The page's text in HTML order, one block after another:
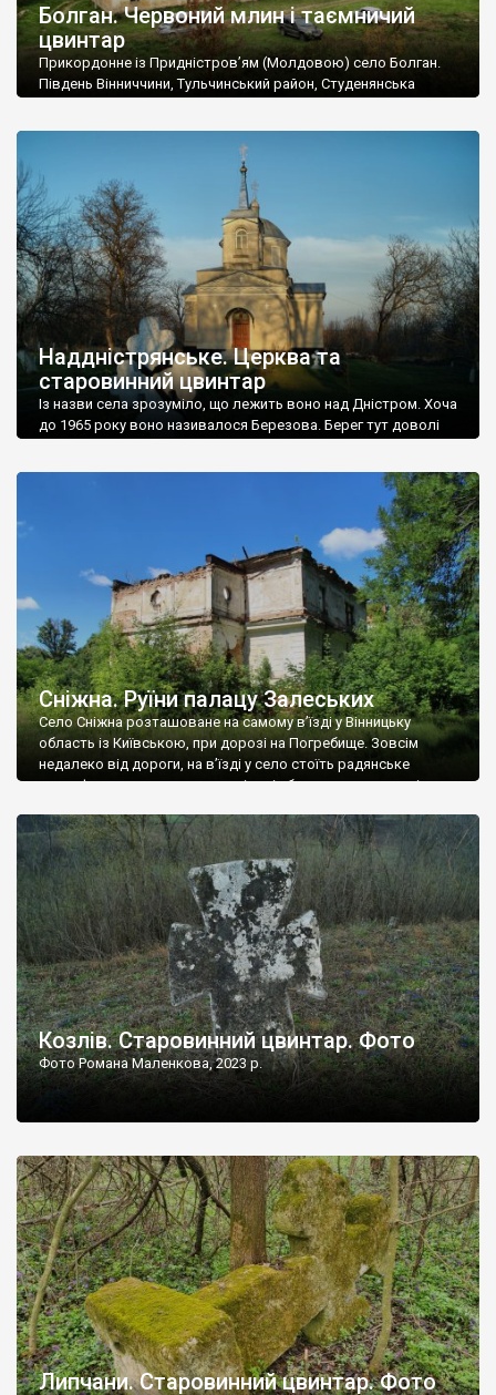
Болган. Червоний млин і таємничий
цвинтар
Прикордонне із Придністров’ям (Молдовою) село Болган.
Південь Вінниччини, Тульчинський район, Студенянська
старовинний цвинтар із кам’яними хрестами. Всі епітафії, які
збереглися, написані кирилицею, церковнослов’янською
мовою. За всіма традиційними ознаками – цвинтар
український. Хрести датуються 19 століттям. У 1924-1940
роках Болган […]
Наддністрянське. Церква та
старовинний цвинтар
Із назви села зрозуміло, що лежить воно над Дністром. Хоча
до 1965 року воно називалося Березова. Берег тут доволі
Наддністрянське відрізняється від більшості навколишніх
сіл. У селі є мурована Михайлівська церква. Точної дати […]
Сніжна. Руїни палацу Залеських
Село Сніжна розташоване на самому в’їзді у Вінницьку
область із Київською, при дорозі на Погребище. Зовсім
недалеко від дороги, на в’їзді у село стоїть радянське
рельєфне пано, яке показує жінку і яблуню, а трохи далі, десь
не видно, але видно дві стареньких колії у траві – […]
Козлів. Старовинний цвинтар. Фото
Фото Романа Маленкова, 2023 р.
Липчани. Старовинний цвинтар. Фото